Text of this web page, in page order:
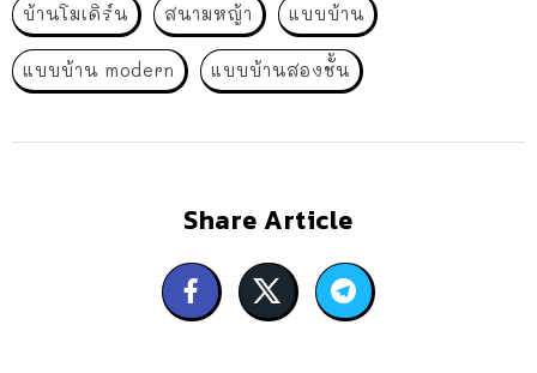
บ้านโมเดิร์น สนามหญ้า แบบบ้าน
แบบบ้าน modern แบบบ้านสองชั้น
Share Article